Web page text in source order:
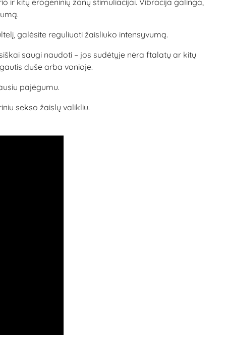
ir kitų erogeninių zonų stimuliacijai. Vibracija galinga,
galėsite reguliuoti žaisliuko intensyvumą.
saugi naudoti – jos sudėtyje nėra ftalatų ar kitų
duše arba vonioje.
pajėgumu.
sekso žaislų valikliu.